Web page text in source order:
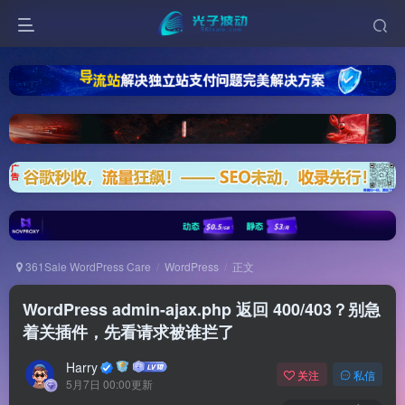
361Sale WordPress Care WordPress 正文
WordPress admin-ajax.php 返回 400/403？别急
着关插件，先看请求被谁拦了
Harry
5月7日 00:00更新
关注 私信